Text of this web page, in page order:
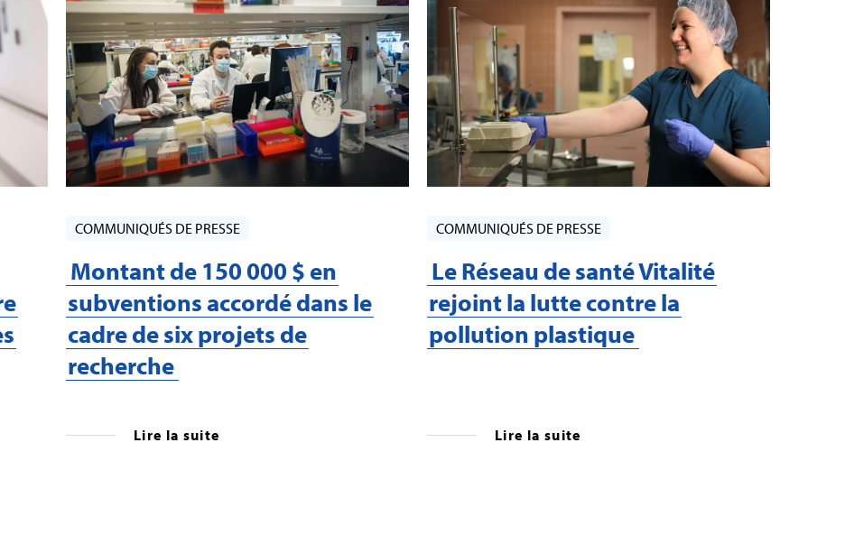
COMMUNIQUÉS DE PRESSE
Montant de 150 000 $ en
subventions accordé dans le
cadre de six projets de
recherche
Lire la suite
COMMUNIQUÉS DE PRESSE
Le Réseau de santé Vitalité
rejoint la lutte contre la
pollution plastique
Lire la suite